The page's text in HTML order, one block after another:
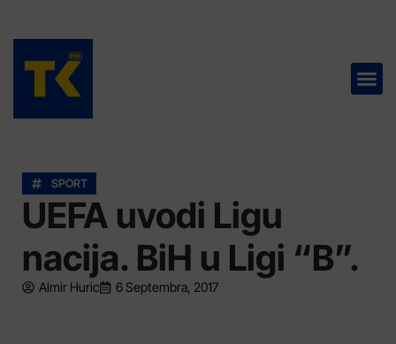
SPORT
UEFA uvodi Ligu
nacija. BiH u Ligi “B”.
Almir Huric 6 Septembra, 2017